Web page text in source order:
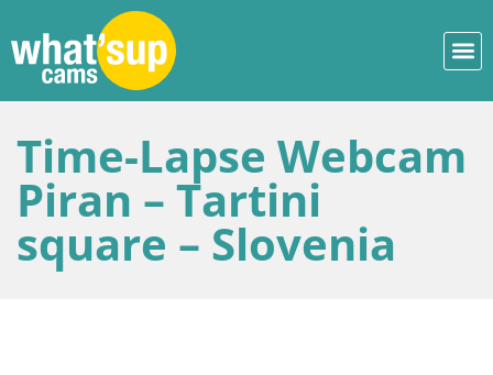
Time-Lapse Webcam
Piran – Tartini
square – Slovenia